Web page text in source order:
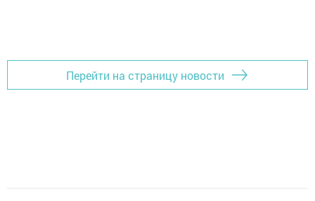
Перейти на страницу новости